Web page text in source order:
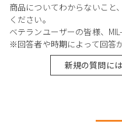
商品についてわからないこと
ください。
ベテランユーザーの皆様、
※回答者や時期によって回答
新規の質問に